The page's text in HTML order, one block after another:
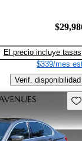
El precio incluye tasas
$339/mes
Verif. disponibilidad